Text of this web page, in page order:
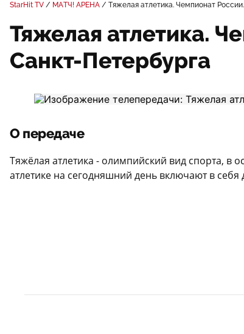
StarHit TV МАТЧ! АРЕНА Тяжелая атлетика. Чемпионат
Тяжелая атлетика.
Санкт-Петербурга
О передаче
Тяжёлая атлетика - олимпийский вид спорта,
атлетике на сегодняшний день включают в